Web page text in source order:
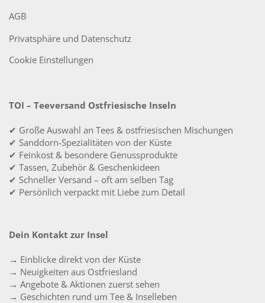
AGB
Privatsphäre und Datenschutz
Cookie Einstellungen
TOI – Teeversand Ostfriesische Inseln
✔ Große Auswahl an Tees & ostfriesischen Mischungen
✔ Sanddorn-Spezialitäten von der Küste
✔ Feinkost & besondere Genussprodukte
✔ Tassen, Zubehör & Geschenkideen
✔ Schneller Versand – oft am selben Tag
✔ Persönlich verpackt mit Liebe zum Detail
Dein Kontakt zur Insel
→ Einblicke direkt von der Küste
→ Neuigkeiten aus Ostfriesland
→ Angebote & Aktionen zuerst sehen
→ Geschichten rund um Tee & Inselleben